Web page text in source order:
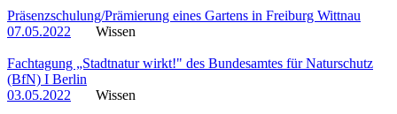
Präsenzschulung/Prämierung eines Gartens in Freiburg Wittnau
07.05.2022
Wissen
Fachtagung „Stadtnatur wirkt!" des Bundesamtes für Naturschutz
(BfN) I Berlin
03.05.2022
Wissen